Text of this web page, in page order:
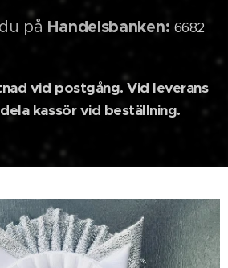
på Handelsbanken: 6682
vid postgång. Vid leverans
kassör vid beställning.